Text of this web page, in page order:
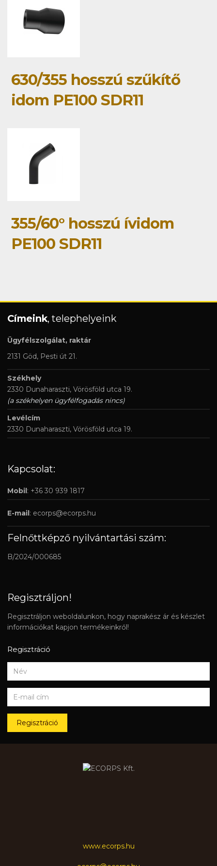
630/355 hosszú szűkítő
idom PE100 SDR11
355/60° hosszú ívidom
PE100 SDR11
Címeink, telephelyeink
Ügyfélszolgálat, raktár
2131 Göd, Pesti út 21.
Székhely
2330 Dunaharaszti, Vörösföld utca 19.
(a székhelyen ügyfélfogadás nincs)
Levélcím
2330 Dunaharaszti, Vörösföld utca 19.
Kapcsolat:
Mobil : +36 30 939 1817
E-mail : ecorps@ecorps.hu
Felnőttképző nyilvántartási szám:
B/2024/000685
Regisztráljon!
Regisztráljon weboldalunkon, hogy naprakész ár és készlet
információkat kapjon termékeinkről!
Regisztráció
Regisztráció
www.ecorps.hu